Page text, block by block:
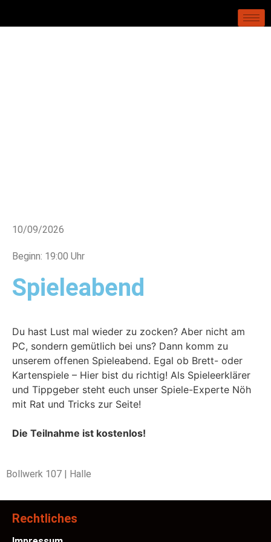
10/09/2026
Beginn: 19:00 Uhr
Spieleabend
Du hast Lust mal wieder zu zocken? Aber nicht am
PC, sondern gemütlich bei uns? Dann komm zu
unserem offenen Spieleabend. Egal ob Brett- oder
Kartenspiele – Hier bist du richtig! Als Spieleerklärer
und Tippgeber steht euch unser Spiele-Experte Nöh
mit Rat und Tricks zur Seite!
Die Teilnahme ist kostenlos!
Bollwerk 107 | Halle
Rechtliches